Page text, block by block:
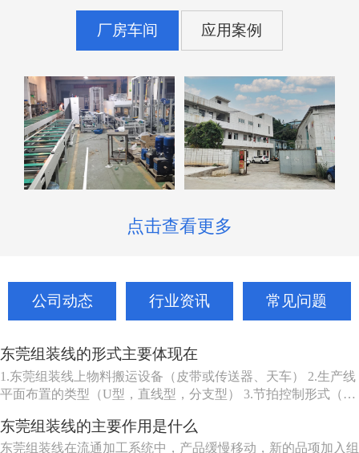
厂房车间 应用案例
点击查看更多
公司动态 行业资讯 常见问题
东莞组装线的形式主要体现在
1.东莞组装线上物料搬运设备（皮带或传送器、天车） 2.生产线
平面布置的类型（U型，直线型，分支型） 3.节拍控制形式（机
装线工作站特性（工人可以坐、站、跟着装配线走或随装配线一
起移动等） 6.东莞组装线的长度（几个或许多工人） ...
东莞组装线的主要作用是什么
东莞组装线在流通加工系统中，产品缓慢移动，新的品项加入组